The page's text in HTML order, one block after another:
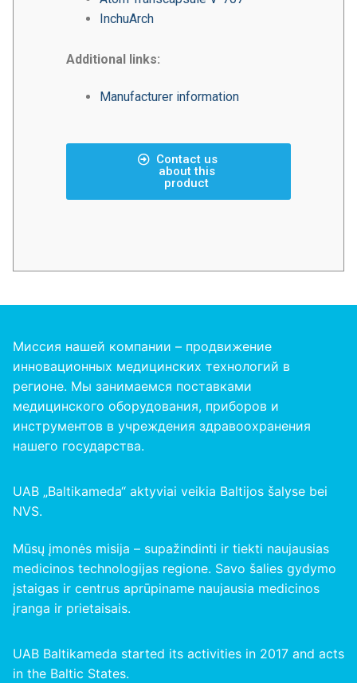
InchuArch
Additional links:
Manufacturer information
Contact us
about this
product
Миссия нашей компании – продвижение
инновационных медицинских технологий в
регионе. Мы занимаемся поставками
медицинского оборудования, приборов и
инструментов в учреждения здравоохранения
нашего государства.
UAB „Baltikameda“ aktyviai veikia Baltijos šalyse bei
NVS.
Mūsų įmonės misija – supažindinti ir tiekti naujausias
medicinos technologijas regione. Savo šalies gydymo
įstaigas ir centrus aprūpiname naujausia medicinos
įranga ir prietaisais.
UAB Baltikameda started its activities in 2017 and acts
in the Baltic States.